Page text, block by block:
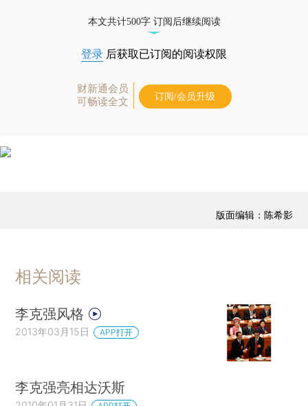
本文共计500字 订阅后继续阅读
登录 后获取已订阅的阅读权限
财新通会员
可畅读全文
订阅/会员升级
版面编辑：陈希影
相关阅读
李克强风格
2013年03月15日 APP打开
李克强亮相达沃斯